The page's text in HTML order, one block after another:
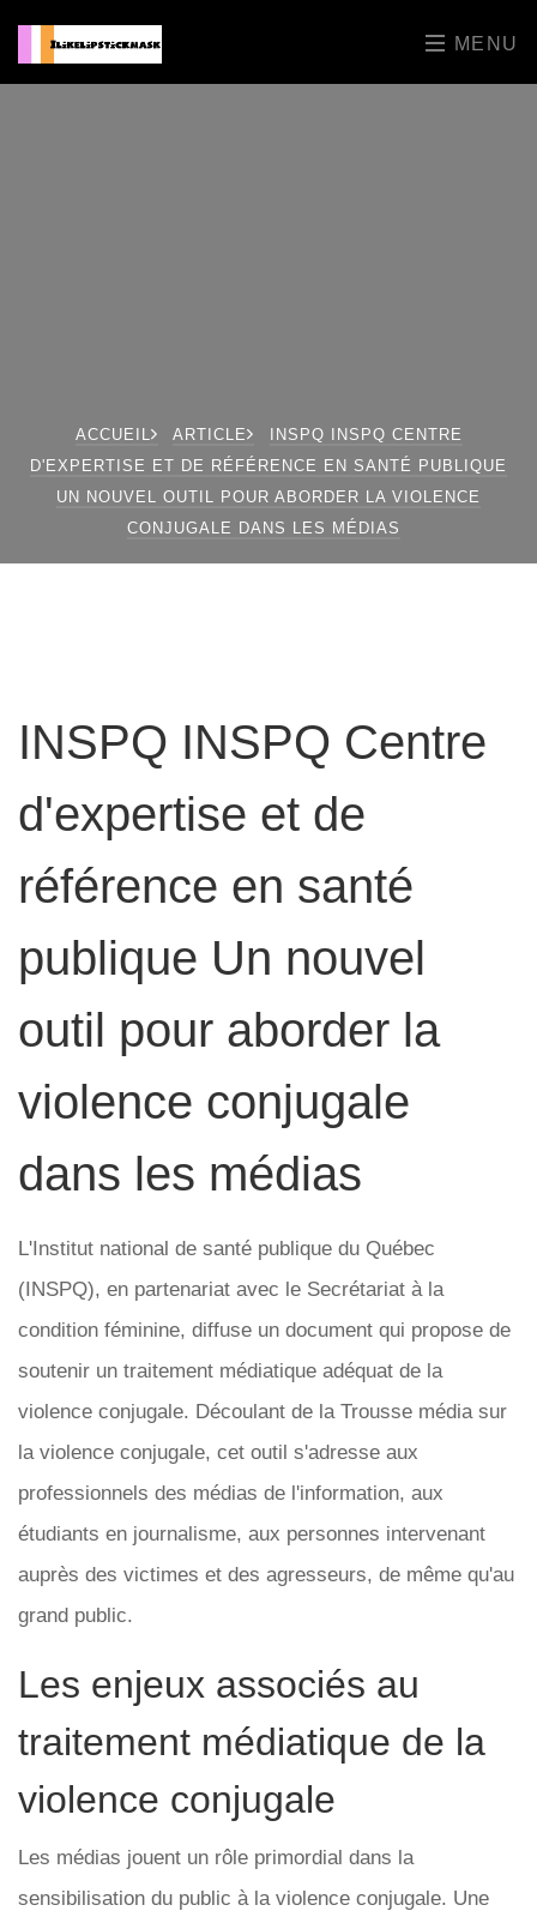
MENU
ACCUEIL ARTICLE
INSPQ INSPQ CENTRE
D'EXPERTISE ET DE RÉFÉRENCE EN SANTÉ PUBLIQUE
UN NOUVEL OUTIL POUR ABORDER LA VIOLENCE
CONJUGALE DANS LES MÉDIAS
INSPQ INSPQ Centre
d'expertise et de
référence en santé
publique Un nouvel
outil pour aborder la
violence conjugale
dans les médias
L'Institut national de santé publique du Québec
(INSPQ), en partenariat avec le Secrétariat à la
condition féminine, diffuse un document qui propose de
soutenir un traitement médiatique adéquat de la
violence conjugale. Découlant de la Trousse média sur
la violence conjugale, cet outil s'adresse aux
professionnels des médias de l'information, aux
étudiants en journalisme, aux personnes intervenant
auprès des victimes et des agresseurs, de même qu'au
grand public.
Les enjeux associés au
traitement médiatique de la
violence conjugale
Les médias jouent un rôle primordial dans la
sensibilisation du public à la violence conjugale. Une